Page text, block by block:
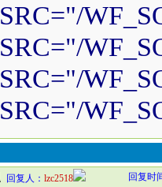
SRC="/
SRC="/
SRC="/
SRC="/
回复人： lzc2518 回复时